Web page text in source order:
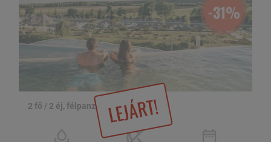
LEJÁRT!
-31%
2 fő / 2 éj, félpanzióval